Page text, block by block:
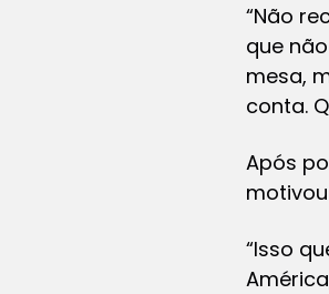
“Não
que
mesa,
conta.
Após
“Isso